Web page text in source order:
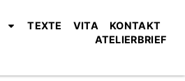
TEXTE VITA
KONTAKT
ATELIERBRIEF